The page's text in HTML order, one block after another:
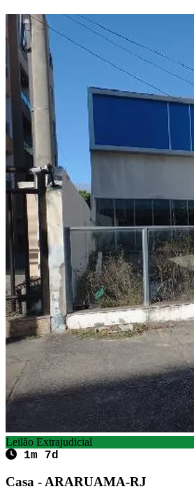
Leilão Extrajudicial
1m 7d
Casa - ARARUAMA-RJ